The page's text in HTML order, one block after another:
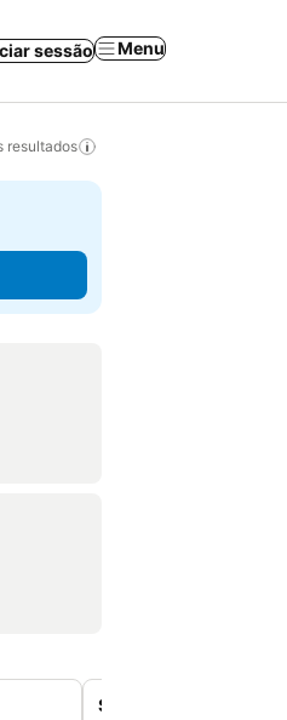
sessão Menu
resultados
Snack bar e bar no local